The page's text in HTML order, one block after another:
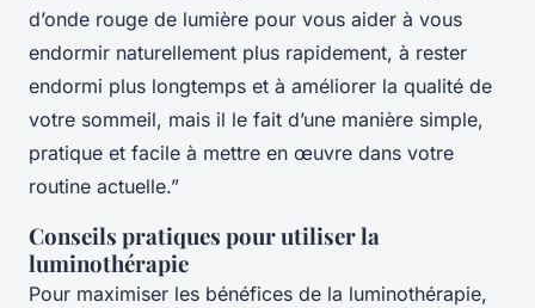
d’onde rouge de lumière pour vous aider à vous
endormir naturellement plus rapidement, à rester
endormi plus longtemps et à améliorer la qualité de
votre sommeil, mais il le fait d’une manière simple,
pratique et facile à mettre en œuvre dans votre
routine actuelle.”
Conseils pratiques pour utiliser la
luminothérapie
Pour maximiser les bénéfices de la luminothérapie,